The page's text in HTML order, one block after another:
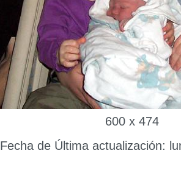
600 x 474
Fecha de Última actualización: